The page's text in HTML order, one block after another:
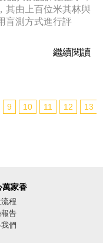
其由上百位米其林與
盲測方式進行評
繼續閱讀
9 10 11 12 13
萬家香
程
告
們